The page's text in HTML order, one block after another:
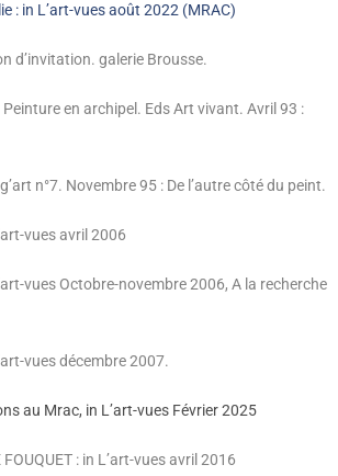
: in L’art-vues août 2022 (MRAC)
d’invitation. galerie Brousse.
Peinture en archipel. Eds Art vivant. Avril 93 :
n°7. Novembre 95 : De l’autre côté du peint.
vues avril 2006
vues Octobre-novembre 2006, A la recherche
vues décembre 2007.
au Mrac, in L’art-vues Février 2025
: in L’art-vues avril 2016